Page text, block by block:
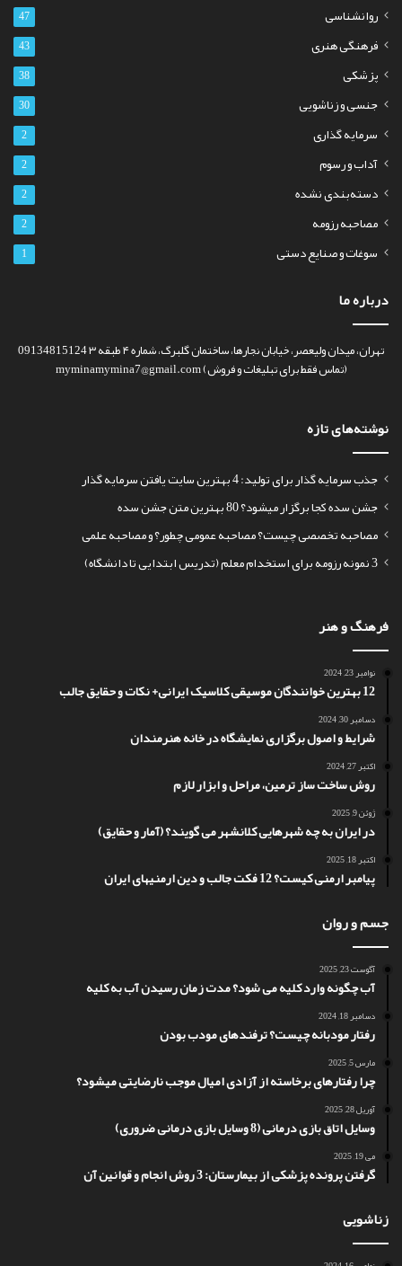
روانشناسی 47
فرهنگی هنری 43
پزشکی 38
جنسی و زناشویی 30
سرمایه گذاری 2
آداب و رسوم 2
دسته‌بندی نشده 2
مصاحبه رزومه 2
سوغات و صنایع دستی 1
درباره ما
تهران، میدان ولیعصر، خیابان نجارها، ساختمان گلبرگ، شماره ۴ طبقه ۳ 09134815124
(تماس فقط برای تبلیغات و فروش) myminamymina7@gmail.com
نوشته‌های تازه
جذب سرمایه گذار برای تولید: 4 بهترین سایت یافتن سرمایه گذار
جشن سده کجا برگزار میشود؟ 80 بهترین متن جشن سده
مصاحبه تخصصی چیست؟ مصاحبه عمومی چطور؟ و مصاحبه علمی
3 نمونه رزومه برای استخدام معلم (تدریس ابتدایی تا دانشگاه)
فرهنگ و هنر
نوامبر 23, 2024
12 بهترین خوانندگان موسیقی کلاسیک ایرانی+ نکات و حقایق جالب
دسامبر 30, 2024
شرایط و اصول برگزاری نمایشگاه در خانه هنرمندان
اکتبر 27, 2024
روش ساخت ساز ترمین، مراحل و ابزار لازم
ژوئن 9, 2025
در ایران به چه شهرهایی کلانشهر می گویند؟ (آمار و حقایق)
اکتبر 18, 2025
پیامبر ارمنی کیست؟ 12 فکت جالب و دین ارمنیهای ایران
جسم و روان
آگوست 23, 2025
آب چگونه وارد کلیه می شود؟ مدت زمان رسیدن آب به کلیه
دسامبر 18, 2024
رفتار مودبانه چیست؟ ترفندهای مودب بودن
مارس 5, 2025
چرا رفتارهای برخاسته از آزادی امیال موجب نارضایتی میشود؟
آوریل 28, 2025
وسایل اتاق بازی درمانی (8 وسایل بازی درمانی ضروری)
می 19, 2025
گرفتن پرونده پزشکی از بیمارستان: 3 روش انجام و قوانین آن
زناشویی